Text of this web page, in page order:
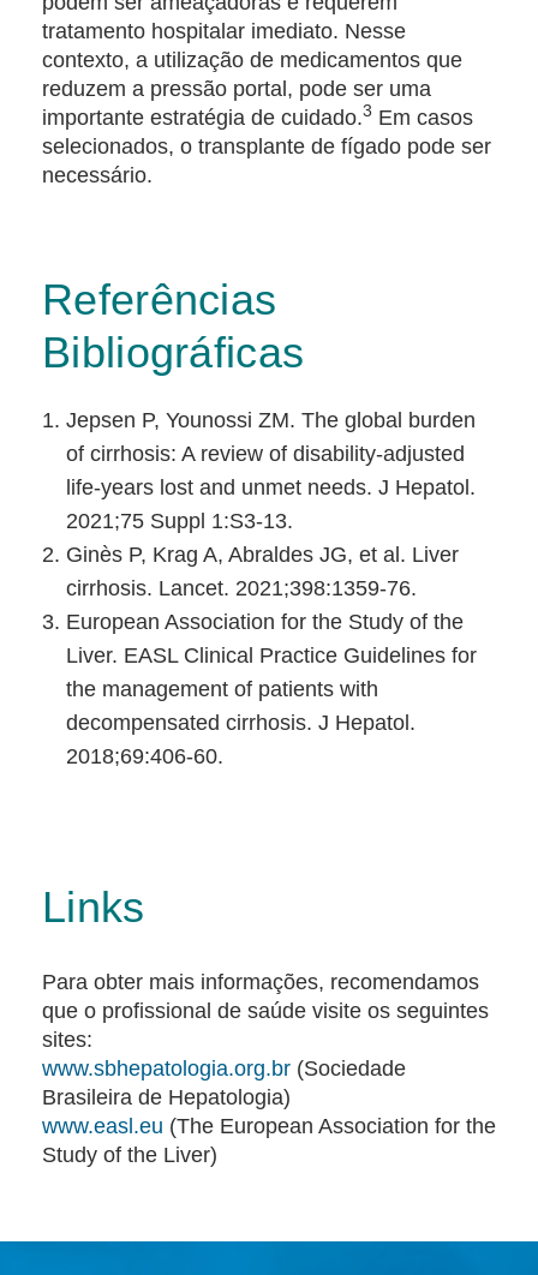
tratamento hospitalar imediato. Nesse
contexto, a utilização de medicamentos que
reduzem a pressão portal, pode ser uma
importante estratégia de cuidado.3 Em casos
selecionados, o transplante de fígado pode ser
necessário.
Referências
Bibliográficas
Jepsen P, Younossi ZM. The global burden
of cirrhosis: A review of disability-adjusted
life-years lost and unmet needs. J Hepatol.
2021;75 Suppl 1:S3-13.
Ginès P, Krag A, Abraldes JG, et al. Liver
cirrhosis. Lancet. 2021;398:1359-76.
European Association for the Study of the
Liver. EASL Clinical Practice Guidelines for
the management of patients with
decompensated cirrhosis. J Hepatol.
2018;69:406-60.
Links
Para obter mais informações, recomendamos
que o profissional de saúde visite os seguintes
sites:
www.sbhepatologia.org.br (Sociedade
Brasileira de Hepatologia)
www.easl.eu (The European Association for the
Study of the Liver)